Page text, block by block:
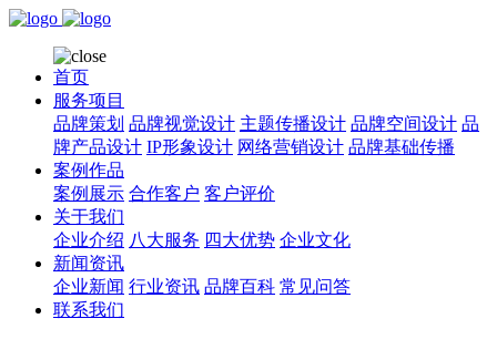
首页
服务项目
品牌策划 品牌视觉设计 主题传播设计 品牌空间设计 品
牌产品设计 IP形象设计 网络营销设计 品牌基础传播
案例作品
案例展示 合作客户 客户评价
关于我们
企业介绍 八大服务 四大优势 企业文化
新闻资讯
企业新闻 行业资讯 品牌百科 常见问答
联系我们